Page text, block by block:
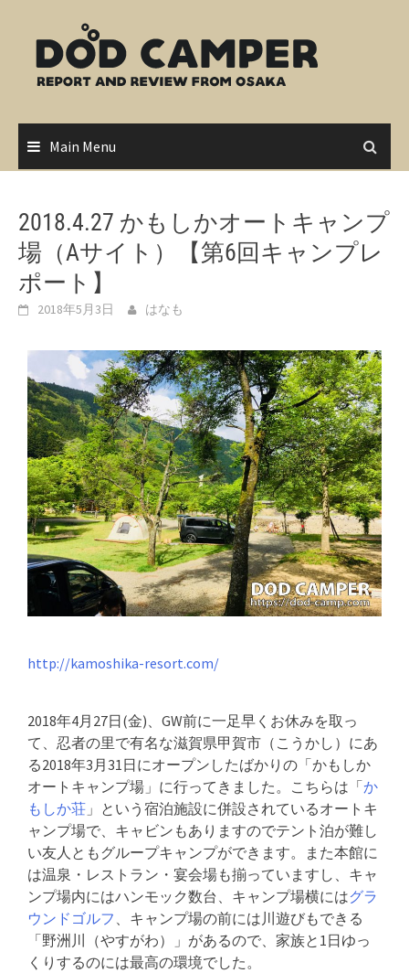
content
Main Menu
2018.4.27 かもしかオートキャンプ
場（Aサイト）【第6回キャンプレ
ポート】
2018年5月3日 はなも
http://kamoshika-resort.com/
2018年4月27日(金)、GW前に一足早くお休みを取っ
て、忍者の里で有名な滋賀県甲賀市（こうかし）にあ
る2018年3月31日にオープンしたばかりの「かもしか
オートキャンプ場」に行ってきました。こちらは「か
もしか荘 」という宿泊施設に併設されているオートキ
ャンプ場で、キャビンもありますのでテント泊が難し
い友人ともグループキャンプができます。また本館に
は温泉・レストラン・宴会場も揃っていますし、キャ
ンプ場内にはハンモック数台、キャンプ場横にはグラ
ウンドゴルフ 、キャンプ場の前には川遊びもできる
「野洲川（やすがわ）」があるので、家族と1日ゆっ
くりするのには最高の環境でした。